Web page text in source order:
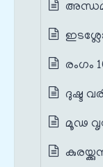
രംഗം
ദുഷ്ട
മൂഢ